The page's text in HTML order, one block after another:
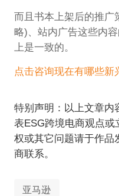
而且书本上架后的推广
略)、站内广告这些内
上是一致的。
点击咨询现在有哪些新
特别声明：以上文章内
表ESG跨境电商观点或
权或其它问题请于作品
商联系。
亚马逊